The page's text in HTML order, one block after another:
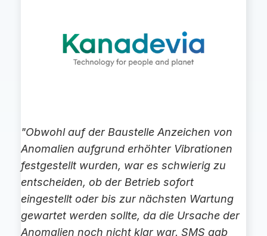
"Obwohl auf der Baustelle Anzeichen von
Anomalien aufgrund erhöhter Vibrationen
festgestellt wurden, war es schwierig zu
entscheiden, ob der Betrieb sofort
eingestellt oder bis zur nächsten Wartung
gewartet werden sollte, da die Ursache der
Anomalien noch nicht klar war. SMS gab